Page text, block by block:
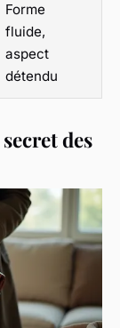
Forme
fluide,
aspect
détendu
des